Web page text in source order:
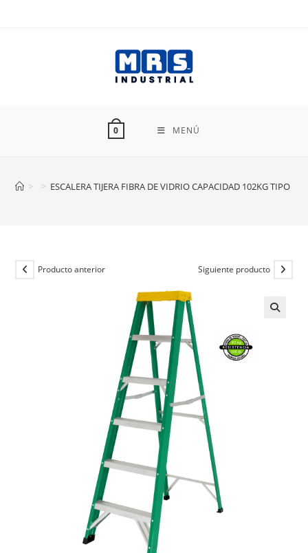
0 MENÚ
> > ESCALERA TIJERA FIBRA DE VIDRIO CAPACIDAD 102KG TIPO II
Producto anterior Siguiente producto